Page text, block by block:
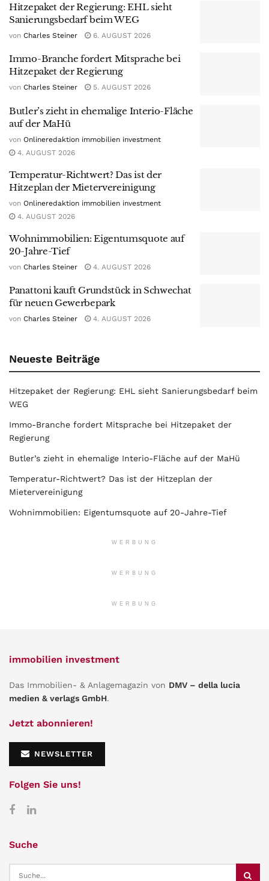
Hitzepaket der Regierung: EHL sieht
Sanierungsbedarf beim WEG
von Charles Steiner 6. AUGUST 2026
Immo-Branche fordert Mitsprache bei
Hitzepaket der Regierung
von Charles Steiner 5. AUGUST 2026
Butler’s zieht in ehemalige Interio-Fläche
auf der MaHü
von Onlineredaktion immobilien investment
4. AUGUST 2026
Temperatur-Richtwert? Das ist der
Hitzeplan der Mietervereinigung
von Onlineredaktion immobilien investment
4. AUGUST 2026
Wohnimmobilien: Eigentumsquote auf
20-Jahre-Tief
von Charles Steiner 4. AUGUST 2026
Panattoni kauft Grundstück in Schwechat
für neuen Gewerbepark
von Charles Steiner 4. AUGUST 2026
Neueste Beiträge
Hitzepaket der Regierung: EHL sieht Sanierungsbedarf beim
WEG
Immo-Branche fordert Mitsprache bei Hitzepaket der
Regierung
Butler’s zieht in ehemalige Interio-Fläche auf der MaHü
Temperatur-Richtwert? Das ist der Hitzeplan der
Mietervereinigung
Wohnimmobilien: Eigentumsquote auf 20-Jahre-Tief
WERBUNG
WERBUNG
WERBUNG
immobilien investment
Das Immobilien- & Anlagemagazin von DMV – della lucia
medien & verlags GmbH.
Jetzt abonnieren!
NEWSLETTER
Folgen Sie uns!
Suche